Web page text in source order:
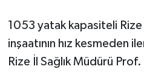
1053 yatak kapasiteli
inşaatının hız kesmeden
Rize İl Sağlık Müdürü